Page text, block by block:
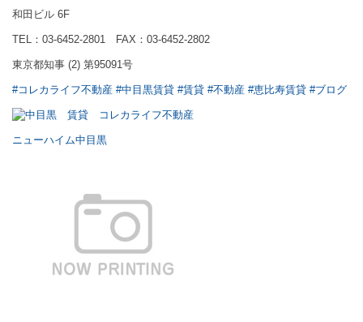
和田ビル 6F
TEL：03-6452-2801 FAX：03-6452-2802
東京都知事 (2) 第95091号
#コレカライフ不動産 #中目黒賃貸 #賃貸 #不動産 #恵比寿賃貸 #ブログ
ニューハイム中目黒